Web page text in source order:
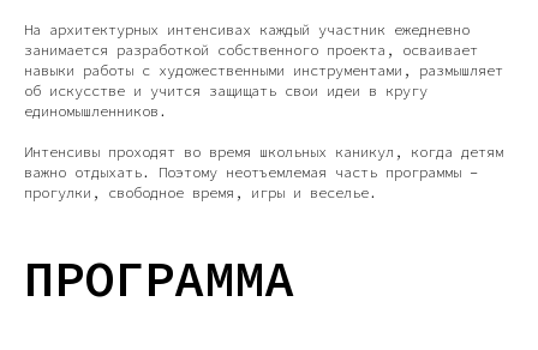
На архитектурных интенсивах каждый участник ежедневно
занимается разработкой собственного проекта, осваивает
навыки работы с художественными инструментами, размышляет
об искусстве и учится защищать свои идеи в кругу
единомышленников.
Интенсивы проходят во время школьных каникул, когда детям
важно отдыхать. Поэтому неотъемлемая часть программы –
прогулки, свободное время, игры и веселье.
ПРОГРАММА